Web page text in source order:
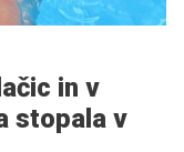
in v
stopala v